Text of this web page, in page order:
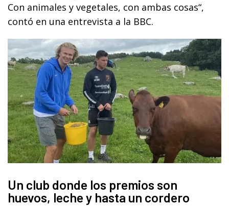
Con animales y vegetales, con ambas cosas“,
contó en una entrevista a la BBC.
Un club donde los premios son
huevos, leche y hasta un cordero